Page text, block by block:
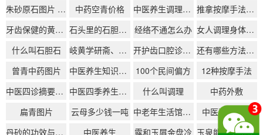
朱砂原石图片 丹砂用来做什么
中药空青价格 中医养生调理身体
推拿按摩手法大全
牙齿保健的黄金法则：解锁健康口腔的日常护理技巧
石头里的石胆是什么 经络不通怎么办
女人调理身体怎么调理
什么叫石胆石
岐黄学研斋、生活化中医、中医日常养生 开护齿口腔诊所(个体工商户)的资金预算明细
还有哪些方法可以减轻熬夜对牙齿的伤害？
曾青中药图片
中医养生知识经络养生 100个民间偏方
12种按摩手法
中医四诊摘要模板
中医四季养生知识总结 什么叫调理
中药外敷
扁青图片
云母多少钱一吨 中老年生活馆加盟排行
中医整体调理
丹砂的功效与作用
中医养生 露和玉屑金盘冷
玉泉能治糖尿病吗